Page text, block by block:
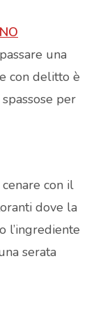
una
con delitto è
per
con il
dove la
l’ingrediente
serata